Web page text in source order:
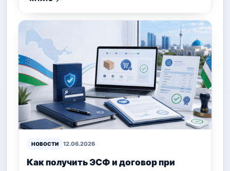
НОВОСТИ 12.06.2026
Как получить ЭСФ и договор при